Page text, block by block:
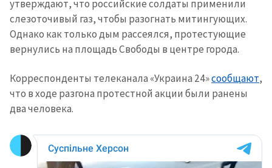
утверждают, что российские солдаты применили
слезоточивый газ, чтобы разогнать митингующих.
Однако как только дым рассеялся, протестующие
вернулись на площадь Свободы в центре города.
Корреспонденты телеканала «Украина 24»сообщают,
что в ходе разгона протестной акции были ранены
два человека.